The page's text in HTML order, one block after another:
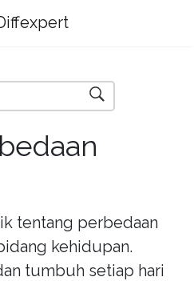
tentang perbedaan
kehidupan.
tumbuh setiap hari